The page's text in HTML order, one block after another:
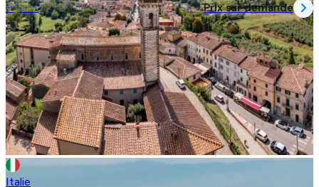
4 jours Prix sur demande
Italie